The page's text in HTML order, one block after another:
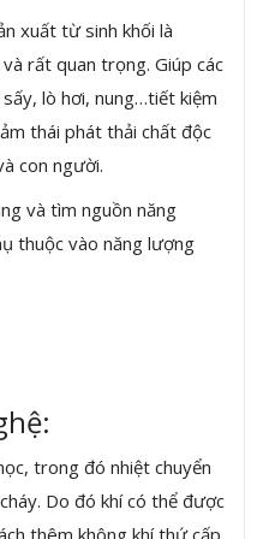
xuất từ sinh khối là
rất quan trọng. Giúp các
lò hơi, nung…tiết kiệm
thái phát thải chất độc
con người.
và tìm nguồn năng
thuộc vào năng lượng
trong đó nhiệt chuyển
Do đó khí có thể được